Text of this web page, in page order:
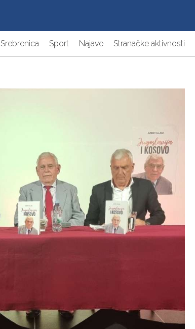
Srebrenica Sport Najave Stranačke aktivnosti